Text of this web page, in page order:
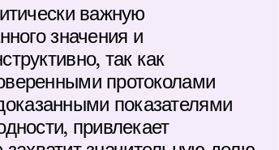
важную
значения и
так как
протоколами
показателями
привлекает